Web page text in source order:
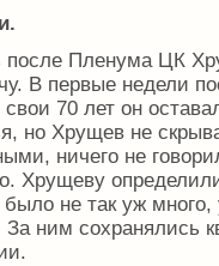
Пленума ЦК
В первые недели
70 лет он
но Хрущев не
ничего не
Хрущеву
не так уж много,
За ним сохранялись